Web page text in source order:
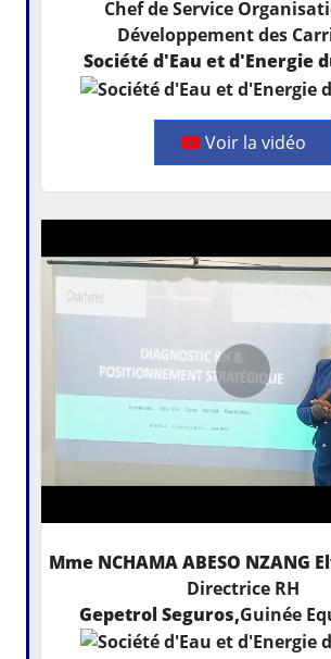
Chef de Service
Développement des
Société d'Eau et d'Energie
Voir la vidéo
Mme NCHAMA ABESO NZANG
Directrice RH
Gepetrol Seguros,Guinée